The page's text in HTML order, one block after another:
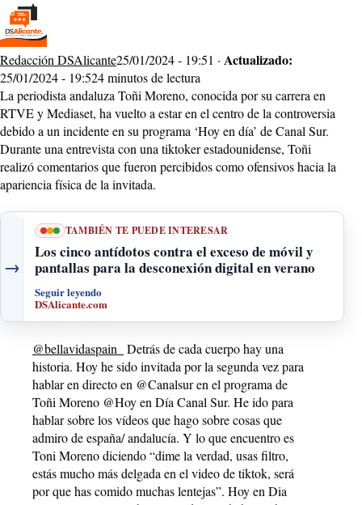
Redacción DSAlicante25/01/2024 - 19:51 · Actualizado:
25/01/2024 - 19:524 minutos de lectura
La periodista andaluza Toñi Moreno, conocida por su carrera en
RTVE y Mediaset, ha vuelto a estar en el centro de la controversia
debido a un incidente en su programa ‘Hoy en día’ de Canal Sur.
Durante una entrevista con una tiktoker estadounidense, Toñi
realizó comentarios que fueron percibidos como ofensivos hacia la
apariencia física de la invitada.
→
TAMBIÉN TE PUEDE INTERESAR
Los cinco antídotos contra el exceso de móvil y
pantallas para la desconexión digital en verano
Seguir leyendo
DSAlicante.com
@bellavidaspain_ Detrás de cada cuerpo hay una
historia. Hoy he sido invitada por la segunda vez para
hablar en directo en @Canalsur en el programa de
Toñi Moreno @Hoy en Día Canal Sur. He ido para
hablar sobre los vídeos que hago sobre cosas que
admiro de españa/ andalucía. Y lo que encuentro es
Toni Moreno diciendo “dime la verdad, usas filtro,
estás mucho más delgada en el video de tiktok, será
por que has comido muchas lentejas”. Hoy en Dia